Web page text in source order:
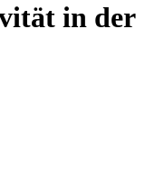
in der